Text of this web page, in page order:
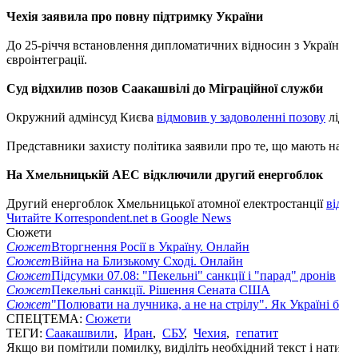
Чехія заявила про повну підтримку України
До 25-річчя встановлення дипломатичних відносин з
євроінтеграції.
Суд відхилив позов Саакашвілі до Міграційної служби
Окружний адмінсуд Києва відмовив у задоволенні позову
Представники захисту політика заявили про те, що мають
На Хмельницькій АЕС відключили другий енергоблок
Другий енергоблок Хмельницької атомної електростанції
Читайте Korrespondent.net в Google News
Сюжети
СюжетВторгнення Росії в Україну. Онлайн
СюжетВійна на Близькому Сході. Онлайн
СюжетПідсумки 07.08: "Пекельні" санкції і "парад" дронів
СюжетПекельні санкції. Рішення Сената США
Сюжет"Полювати на лучника, а не на стрілу". Як Україні
СПЕЦТЕМА: Сюжети
ТЕГИ: Саакашвили, Иран, СБУ, Чехия, гепатит
Якщо ви помітили помилку, виділіть необхідний текст і